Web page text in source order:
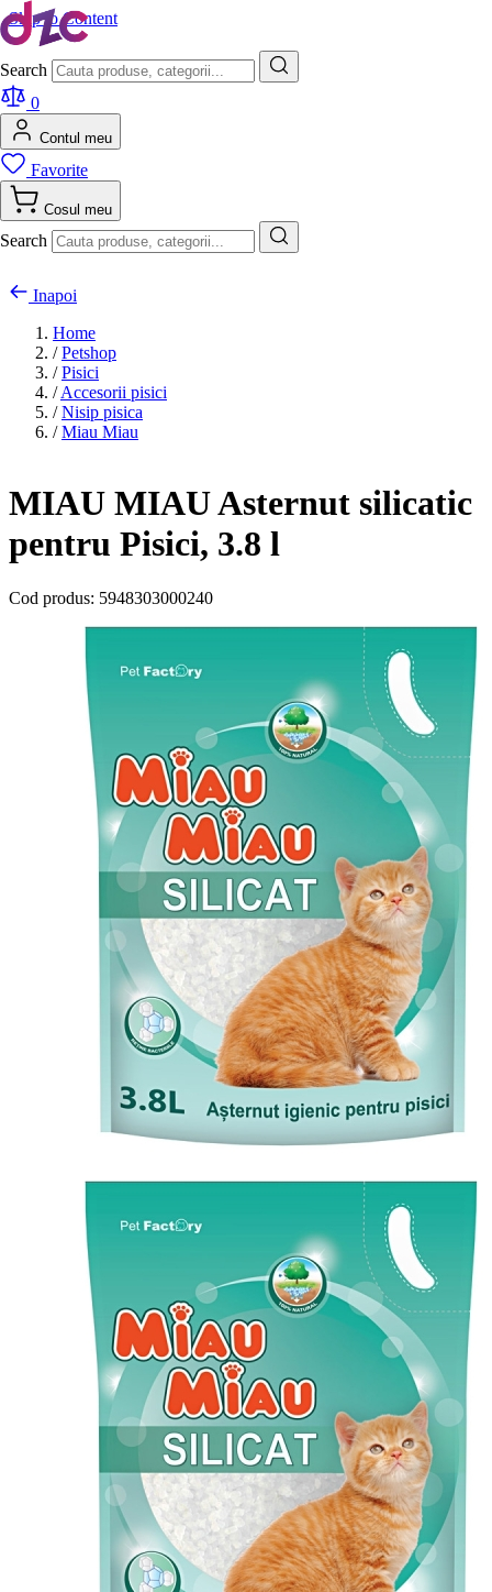
Skip to Content
Search
0
Contul meu
Favorite
Cosul meu
Search
Inapoi
Home
/ Petshop
/ Pisici
/ Accesorii pisici
/ Nisip pisica
/ Miau Miau
MIAU MIAU Asternut silicatic
pentru Pisici, 3.8 l
Cod produs: 5948303000240